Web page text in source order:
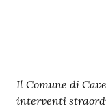
telematico
SUE
Contenuto
Il Comune di
interventi